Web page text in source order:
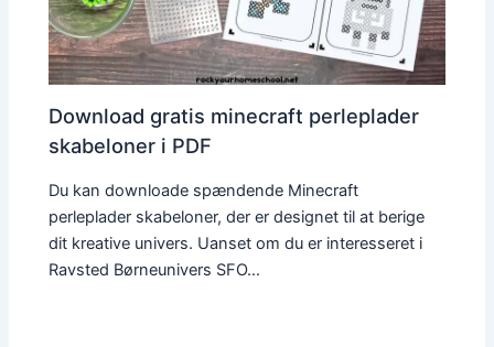
Download gratis minecraft perleplader
skabeloner i PDF
Du kan downloade spændende Minecraft
perleplader skabeloner, der er designet til at berige
dit kreative univers. Uanset om du er interesseret i
Ravsted Børneunivers SFO…